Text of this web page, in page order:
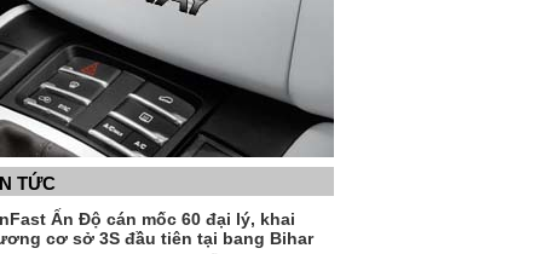
TỨC
Ấn Độ cán mốc 60 đại lý, khai
cơ sở 3S đầu tiên tại bang Bihar